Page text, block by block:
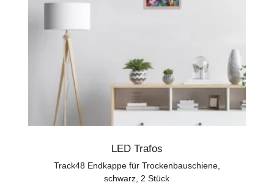
LED Trafos
Track48 Endkappe für Trockenbauschiene,
schwarz, 2 Stück